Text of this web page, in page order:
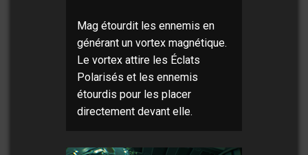
Mag étourdit les ennemis en
générant un vortex magnétique.
Le vortex attire les Éclats
Polarisés et les ennemis
étourdis pour les placer
directement devant elle.